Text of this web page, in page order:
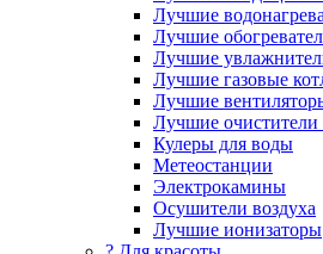
Лучшие
Лучшие
Лучшие
Лучшие газовые
Лучшие
Лучшие очистители
Кулеры для воды
Метеостанции
Электрокамины
Осушители воздуха
Лучшие ионизаторы